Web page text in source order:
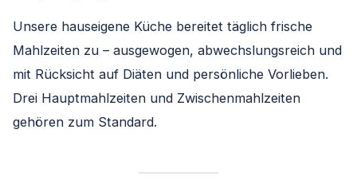
Unsere hauseigene Küche bereitet täglich frische
Mahlzeiten zu – ausgewogen, abwechslungsreich und
mit Rücksicht auf Diäten und persönliche Vorlieben.
Drei Hauptmahlzeiten und Zwischenmahlzeiten
gehören zum Standard.